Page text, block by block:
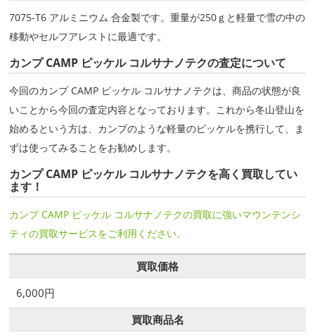
7075-T6 アルミニウム 合金製です。重量が250ｇと軽量で雪の中の
移動やセルフアレストに最適です。
カンプ CAMP ピッケル コルサナノテクの査定について
今回のカンプ CAMP ピッケル コルサナノテクは、商品の状態が良
いことから今回の査定内容となっております。これから冬山登山を
始めるという方は、カンプのような軽量のピッケルを携行して、ま
ずは使ってみることをお勧めします。
カンプ CAMP ピッケル コルサナノテクを高く買取してい
ます！
カンプ CAMP ピッケル コルサナノテクの買取に強いマウンテンシ
ティの買取サービスをご利用ください。
買取価格
6,000円
買取商品名